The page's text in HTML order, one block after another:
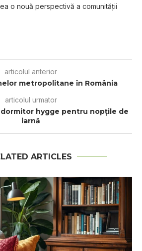
o nouă perspectivă a comunităţii
articolul anterior
metropolitane în România
articolul urmator
dormitor hygge pentru nopțile de
iarnă
ARTICLES